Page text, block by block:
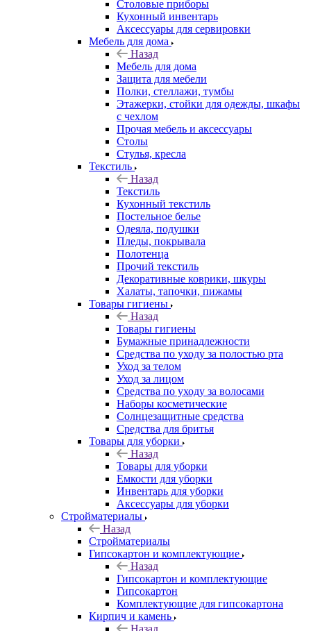
Столовые приборы
Кухонный инвентарь
Аксессуары для сервировки
Мебель для дома
Назад
Мебель для дома
Защита для мебели
Полки, стеллажи, тумбы
Этажерки, стойки для одежды, шкафы
с чехлом
Прочая мебель и аксессуары
Столы
Стулья, кресла
Текстиль
Назад
Текстиль
Кухонный текстиль
Постельное белье
Одеяла, подушки
Пледы, покрывала
Полотенца
Прочий текстиль
Декоративные коврики, шкуры
Халаты, тапочки, пижамы
Товары гигиены
Назад
Товары гигиены
Бумажные принадлежности
Средства по уходу за полостью рта
Уход за телом
Уход за лицом
Средства по уходу за волосами
Наборы косметические
Солнцезащитные средства
Средства для бритья
Товары для уборки
Назад
Товары для уборки
Емкости для уборки
Инвентарь для уборки
Аксессуары для уборки
Стройматериалы
Назад
Стройматериалы
Гипсокартон и комплектующие
Назад
Гипсокартон и комплектующие
Гипсокартон
Комплектующие для гипсокартона
Кирпич и камень
Назад